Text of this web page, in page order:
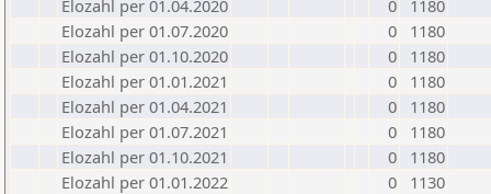
Elozahl per 01.04.2020
0
1180
Elozahl per 01.07.2020
0
1180
Elozahl per 01.10.2020
0
1180
Elozahl per 01.01.2021
0
1180
Elozahl per 01.04.2021
0
1180
Elozahl per 01.07.2021
0
1180
Elozahl per 01.10.2021
0
1180
Elozahl per 01.01.2022
0
1130